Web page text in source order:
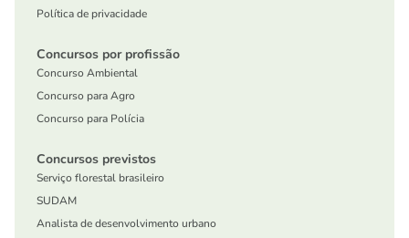
Política de privacidade
Concursos por profissão
Concurso Ambiental
Concurso para Agro
Concurso para Polícia
Concursos previstos
Serviço florestal brasileiro
SUDAM
Analista de desenvolvimento urbano